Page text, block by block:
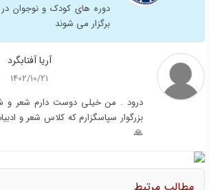
دوره های کودک و نوجوان
برگزار می شوند
آریا آفتابگرد
1402/10/21
درود . من خیلی دوست دارم شعر و
بزرگوار سپاسگزارم که کلاس شعر و
🙏